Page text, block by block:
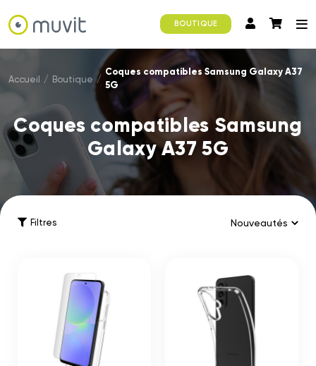
BOUTIQUE
Accueil / Boutique /
Coques compatibles Samsung Galaxy A37
5G
Coques compatibles Samsung
Galaxy A37 5G
Filtres